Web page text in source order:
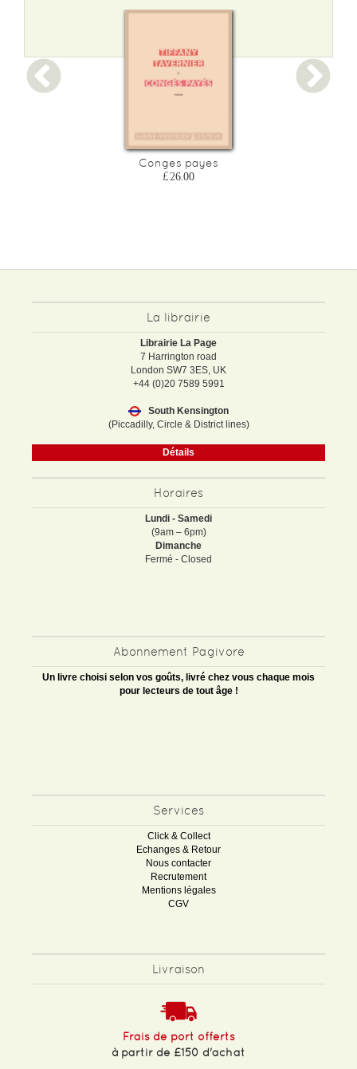
Conges payes
£26.00
La librairie
Librairie La Page
7 Harrington road
London SW7 3ES, UK
+44 (0)20 7589 5991
South Kensington
(Piccadilly, Circle & District lines)
Détails
Horaires
Lundi - Samedi
(9am – 6pm)
Dimanche
Fermé - Closed
Abonnement Pagivore
Un livre choisi selon vos goûts, livré chez vous chaque mois
pour lecteurs de tout âge !
Services
Click & Collect
Echanges & Retour
Nous contacter
Recrutement
Mentions légales
CGV
Livraison
Frais de port offerts
à partir de £150 d'achat